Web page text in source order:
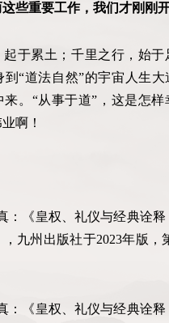
些重要工作，我们才刚刚开
起于累土；千里之行，始于
到“道法自然”的宇宙人生
。“从事于道”，这是怎样
啊！
：《皇权、礼仪与经典诠
九州出版社于2023年版，
：《皇权、礼仪与经典诠